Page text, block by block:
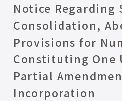
Notice Regarding
Consolidation,
Provisions for
Constituting One
Partial
Incorporation